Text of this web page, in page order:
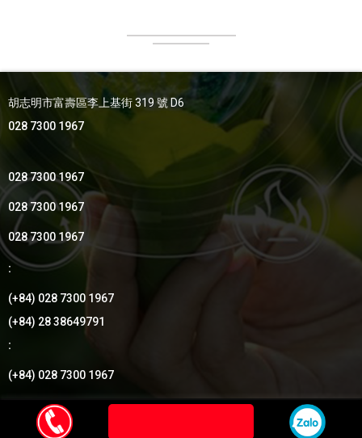
胡志明市富壽區李上基街 319 號 D6
028 7300 1967
028 7300 1967
028 7300 1967
028 7300 1967
:
(+84) 028 7300 1967
(+84) 28 38649791
:
(+84) 028 7300 1967
© 2018 Vietnhan.co